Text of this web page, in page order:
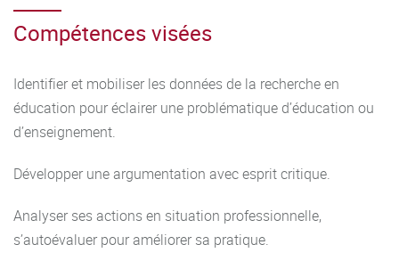
Compétences visées
Identifier et mobiliser les données de la recherche en
éducation pour éclairer une problématique d’éducation ou
d’enseignement.
Développer une argumentation avec esprit critique.
Analyser ses actions en situation professionnelle,
s’autoévaluer pour améliorer sa pratique.